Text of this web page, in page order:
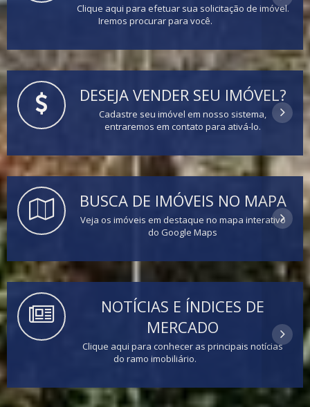
Clique aqui para efetuar sua solicitação de imóvel.
Iremos procurar para você.
DESEJA VENDER SEU IMÓVEL?
Cadastre seu imóvel em nosso sistema,
entraremos em contato para ativá-lo.
BUSCA DE IMÓVEIS NO MAPA
Veja os imóveis em destaque no mapa interativo
do Google Maps
NOTÍCIAS E ÍNDICES DE
MERCADO
Clique aqui para conhecer as principais notícias
do ramo imobiliário.